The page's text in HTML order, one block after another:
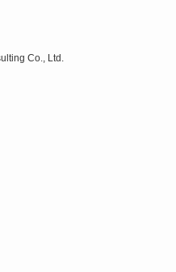
Co., Ltd.